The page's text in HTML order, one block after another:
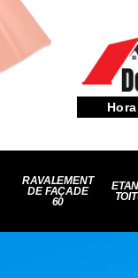
RAVALEMENT
DE FAÇADE
60